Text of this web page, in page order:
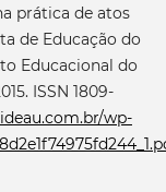
prática de atos
de Educação do
Educacional do
ISSN 1809-
wp-